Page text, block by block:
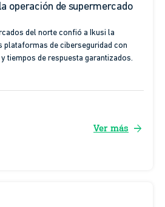
operación de supermercado
del norte confió a Ikusi la
plataformas de ciberseguridad con
tiempos de respuesta garantizados.
Ver más arrow_forward